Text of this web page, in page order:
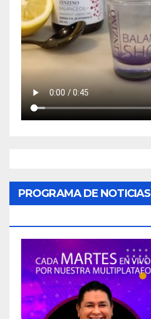
PROGRAMA DE